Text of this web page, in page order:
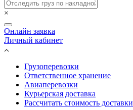
×
Онлайн заявка
Личный кабинет
Грузоперевозки
Ответственное хранение
Авиаперевозки
Курьерская доставка
Рассчитать стоимость доставки